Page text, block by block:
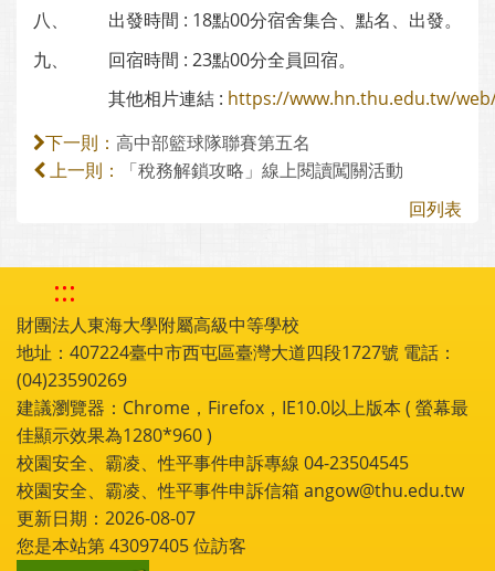
八、
出發時間 : 18點00分宿舍集合、點名、出發。
九、
回宿時間 : 23點00分全員回宿。
其他相片連結 : https://www.hn.thu.edu.tw/
下一則： 高中部籃球隊聯賽第五名
上一則：
「稅務解鎖攻略」線上閱讀闖關活動
回列表
:::
財團法人東海大學附屬高級中等學校
地址：407224臺中市西屯區臺灣大道四段1727號 電話：
(04)23590269
建議瀏覽器：Chrome，Firefox，IE10.0以上版本 ( 螢幕最
佳顯示效果為1280*960 )
校園安全、霸凌、性平事件申訴專線 04-23504545
校園安全、霸凌、性平事件申訴信箱 angow@thu.edu.tw
更新日期：2026-08-07
您是本站第43097405位訪客